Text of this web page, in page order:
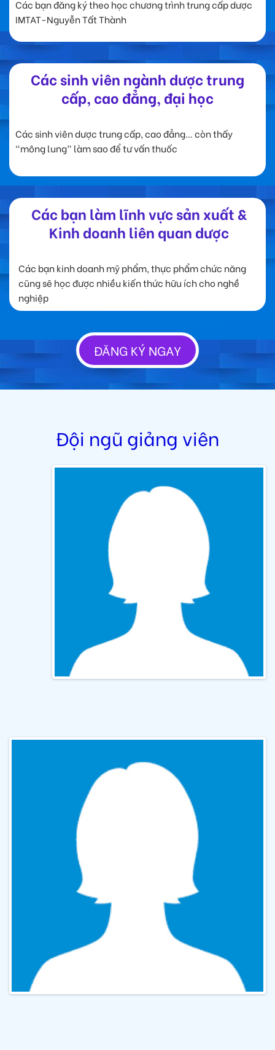
Các bạn đăng ký theo học chương trình trung cấp dược
IMTAT-Nguyễn Tất Thành
Các sinh viên ngành dược trung
cấp, cao đẳng, đại học
Các sinh viên dược trung cấp, cao đẳng… còn thấy
“mông lung” làm sao để tư vấn thuốc
Các bạn làm lĩnh vực sản xuất &
Kinh doanh liên quan dược
Các bạn kinh doanh mỹ phẩm, thực phẩm chức năng
cũng sẽ học được nhiều kiến thức hữu ích cho nghề
nghiệp
ĐĂNG KÝ NGAY
Đội ngũ giảng viên